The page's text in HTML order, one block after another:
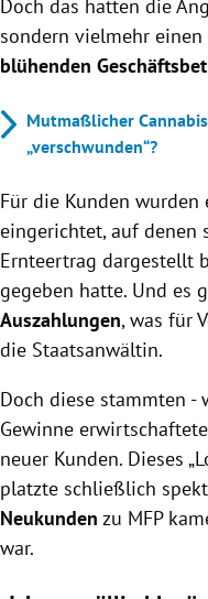
Doch das hatten die
sondern vielmehr
blühenden
Mutmaßlicher
„verschwunden“?
Für die Kunden wurden
eingerichtet, auf denen
Ernteertrag dargestellt
gegeben hatte. Und es
Auszahlungen, was für
die Staatsanwältin.
Doch diese stammten -
Gewinne
neuer Kunden. Dieses
platzte schließlich
Neukunden zu MFP
war.